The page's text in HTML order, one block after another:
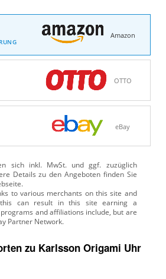
Amazon
OTTO
eBay
sich inkl. MwSt. und ggf. zuzüglich
Details zu den Angeboten finden Sie
zu Karlsson Origami Uhr